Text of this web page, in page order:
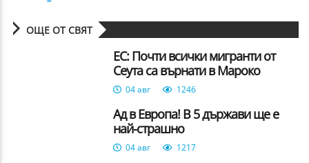
ОЩЕ ОТ СВЯТ
ЕС: Почти всички мигранти от
Сеута са върнати в Мароко
04 авг 1246
Ад в Европа! В 5 държави ще е
най-страшно
04 авг 1217